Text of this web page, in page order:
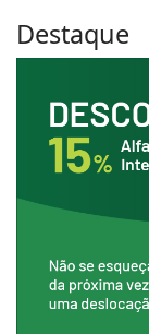
Destaque